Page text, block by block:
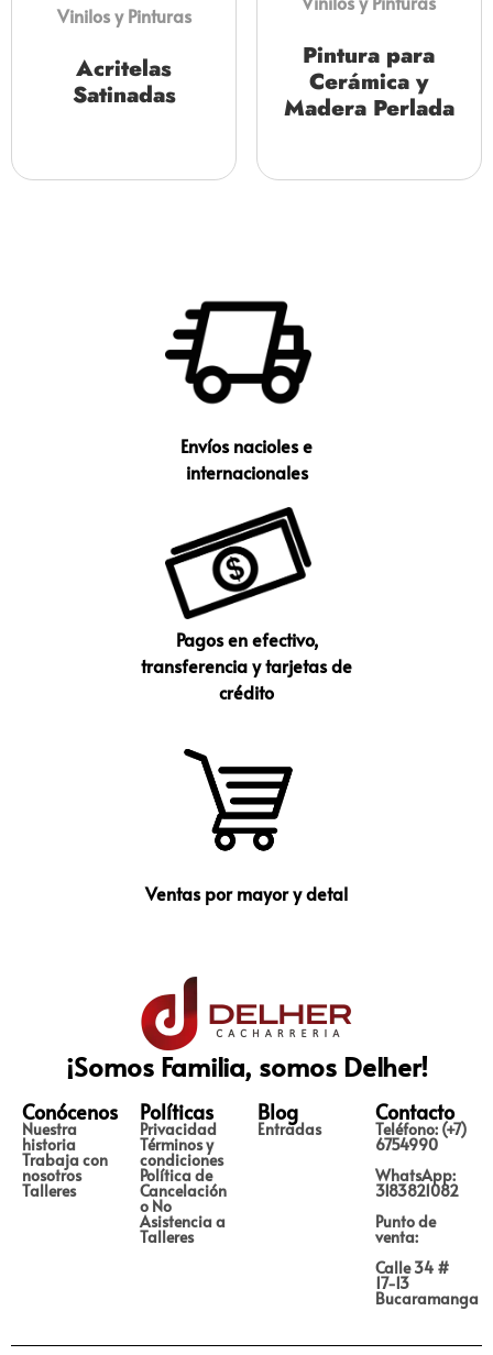
Vinilos y Pinturas
Acritelas
Satinadas
Pintura para
Cerámica y
Madera Perlada
Envíos nacioles e
internacionales
Pagos en efectivo,
transferencia y tarjetas de
crédito
Ventas por mayor y detal
¡Somos Familia, somos Delher!
Conócenos
Nuestra
historia
Trabaja con
nosotros
Talleres
Políticas
Privacidad
Términos y
condiciones
Política de
Cancelación
o No
Asistencia a
Talleres
Blog
Entradas
Contacto
Teléfono: (+7)
6754990
WhatsApp:
3183821082
Punto de
venta:
Calle 34 #
17-13
Bucaramanga